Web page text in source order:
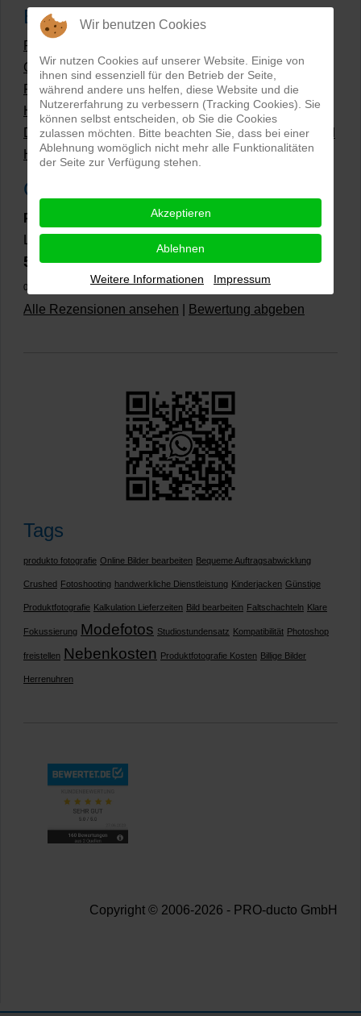
Beliebteste Beiträge
Preise Produktfotografie | Was kosten Produktbilder?
Grüne Produktfotos | Wie geht nachhaltige
Produktfotografie?
Hollow Man Fotografie | Darauf kommt es an!
Dateiformate und Bilder mit transparentem Hintergrund
Hollowman und Produktfotografie
Google Rezensionen
PRO-ducto GmbH
, Fotografie und Bildbearbeitung in
Lichtenau
5,0⭐⭐⭐⭐⭐bei144 Google-Rezensionen (Stand
02.01.2026)
Alle Rezensionen ansehen Bewertung abgeben
Tags
produkto fotografie Online Bilder bearbeiten Bequeme Auftragsabwicklung
Crushed Fotoshooting handwerkliche Dienstleistung Kinderjacken Günstige
Produktfotografie Kalkulation Lieferzeiten Bild bearbeiten Faltschachteln Klare
Fokussierung Modefotos Studiostundensatz Kompatibilität Photoshop
freistellen Nebenkosten Produktfotografie Kosten Billige Bilder
Herrenuhren
Copyright © 2006-2026 - PRO-ducto GmbH
Wir benutzen Cookies
Wir nutzen Cookies auf unserer Website. Einige von
ihnen sind essenziell für den Betrieb der Seite,
während andere uns helfen, diese Website und die
Nutzererfahrung zu verbessern (Tracking Cookies). Sie
können selbst entscheiden, ob Sie die Cookies
zulassen möchten. Bitte beachten Sie, dass bei einer
Ablehnung womöglich nicht mehr alle Funktionalitäten
der Seite zur Verfügung stehen.
Akzeptieren
Ablehnen
Weitere Informationen Impressum